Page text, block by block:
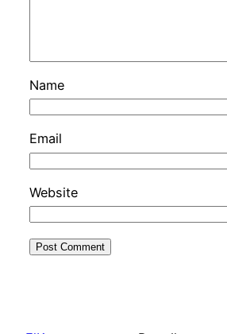
Name
Email
Website